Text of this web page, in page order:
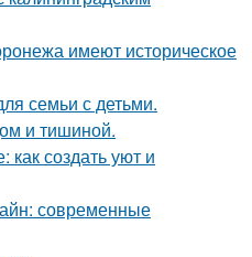
имеют историческое
семьи с детьми.
и тишиной.
как создать уют и
современные